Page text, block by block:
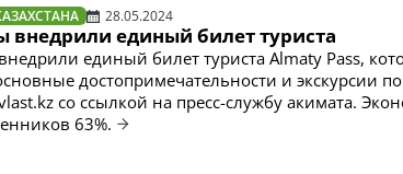
28.05.2024
внедрили единый билет туриста
единый билет туриста Almaty Pass,
достопримечательности и экскурсии
со ссылкой на пресс-службу акимата.
63%.